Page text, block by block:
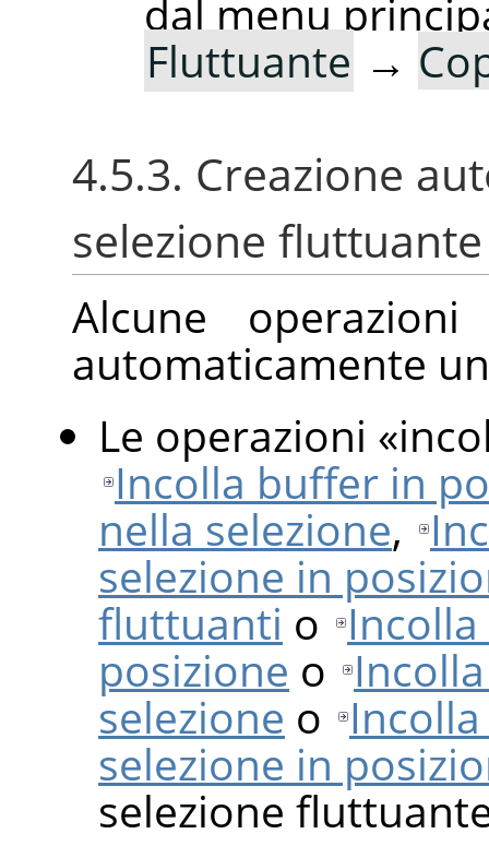
dal menu
Fluttuante →
4.5.3. Creazione
selezione fluttuante
Alcune
automaticamente
Le operazioni «
Incolla buffer in
nella selezione,
selezione in
fluttuanti o
posizione o
selezione o
selezione in
selezione